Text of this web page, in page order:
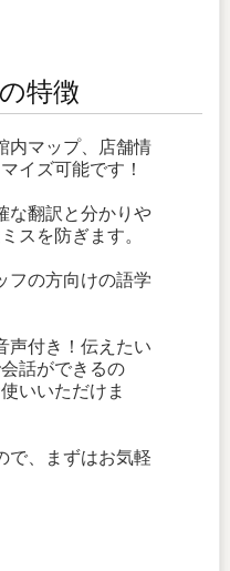
特徴
内マップ、店舗情
イズ可能です！
な翻訳と分かりや
スを防ぎます。
フの方向けの語学
声付き！伝えたい
話ができるの
いいただけま
で、まずはお気軽